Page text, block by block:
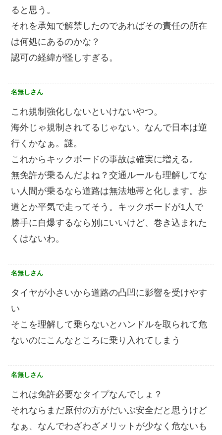
ると思う。
それを承知で解禁したのであればその責任の所在
は何処にあるのかな？
認可の経緯が怪しすぎる。
名無しさん
これ規制強化しないといけないやつ。
海外じゃ規制されてるじゃない。なんで日本は逆
行くかなぁ。謎。
これからキックボードの事故は確実に増える。
無免許が乗るんだよね？交通ルールも理解してな
い人間が乗るなら道路は無法地帯と化します。歩
道とか平気で走ってそう。キックボードが1人で
勝手に自爆するなら別にいいけど、巻き込まれた
くはないわ。
名無しさん
タイヤが小さいから道路の凸凹に影響を受けやす
い
そこを理解して乗らないとハンドルを取られて危
ないのにこんなところに乗り入れてしまう
名無しさん
これは免許必要なタイプなんでしょ？
それならまだ原付の方がだいぶ安全だと思うけど
なぁ、なんでわざわざメリットが少なく危ないも